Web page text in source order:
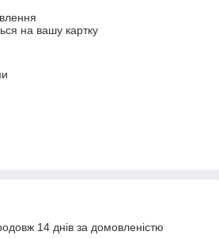
на вашу картку
14 днів за домовленістю